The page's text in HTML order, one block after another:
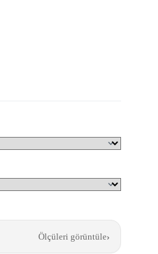
Ölçüleri görüntüle›